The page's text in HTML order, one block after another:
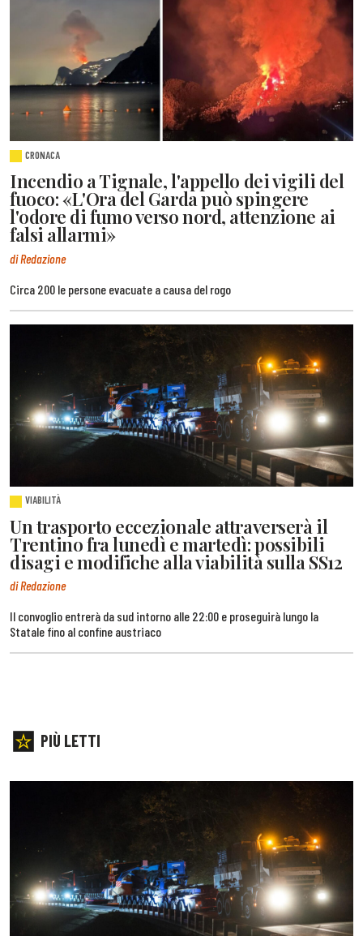
CRONACA
Incendio a Tignale, l'appello dei vigili del
fuoco: «L'Ora del Garda può spingere
l'odore di fumo verso nord, attenzione ai
falsi allarmi»
di Redazione
Circa 200 le persone evacuate a causa del rogo
VIABILITÀ
Un trasporto eccezionale attraverserà il
Trentino fra lunedì e martedì: possibili
disagi e modifiche alla viabilità sulla SS12
di Redazione
Il convoglio entrerà da sud intorno alle 22:00 e proseguirà lungo la
Statale fino al confine austriaco
PIÙ LETTI